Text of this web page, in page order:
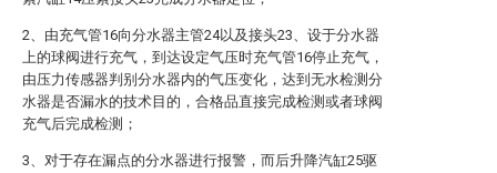
2、由充气管16向分水器主管24以及接头23、设于分水器
上的球阀进行充气，到达设定气压时充气管16停止充气，
由压力传感器判别分水器内的气压变化，达到无水检测分
水器是否漏水的技术目的，合格品直接完成检测或者球阀
充气后完成检测；
3、对于存在漏点的分水器进行报警，而后升降汽缸25驱